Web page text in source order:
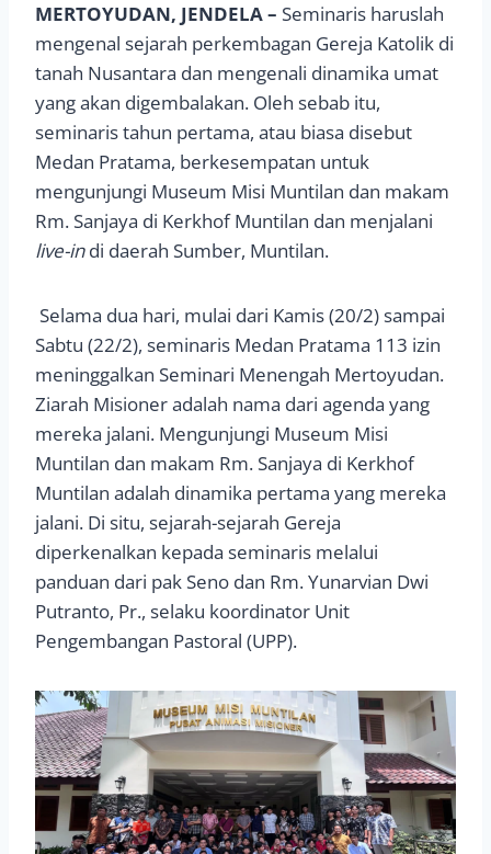
MERTOYUDAN, JENDELA – Seminaris haruslah
mengenal sejarah perkembagan Gereja Katolik di
tanah Nusantara dan mengenali dinamika umat
yang akan digembalakan. Oleh sebab itu,
seminaris tahun pertama, atau biasa disebut
Medan Pratama, berkesempatan untuk
mengunjungi Museum Misi Muntilan dan makam
Rm. Sanjaya di Kerkhof Muntilan dan menjalani
live-indi daerah Sumber, Muntilan.
Selama dua hari, mulai dari Kamis (20/2) sampai
Sabtu (22/2), seminaris Medan Pratama 113 izin
meninggalkan Seminari Menengah Mertoyudan.
Ziarah Misioner adalah nama dari agenda yang
mereka jalani. Mengunjungi Museum Misi
Muntilan dan makam Rm. Sanjaya di Kerkhof
Muntilan adalah dinamika pertama yang mereka
jalani. Di situ, sejarah-sejarah Gereja
diperkenalkan kepada seminaris melalui
panduan dari pak Seno dan Rm. Yunarvian Dwi
Putranto, Pr., selaku koordinator Unit
Pengembangan Pastoral (UPP).